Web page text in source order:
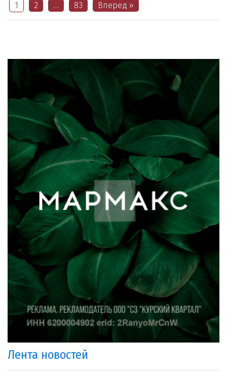
1
2 … 83 Вперед »
Лента новостей